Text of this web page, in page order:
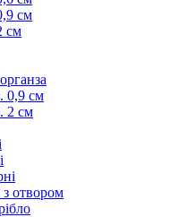
см
см
0,9 см
2 см
отвором